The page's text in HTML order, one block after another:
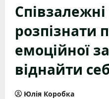
розпізнати
емоційної
віднайти
Юлія Коробка